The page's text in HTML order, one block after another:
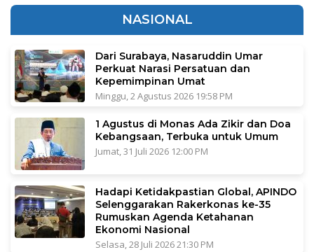
NASIONAL
Dari Surabaya, Nasaruddin Umar
Perkuat Narasi Persatuan dan
Kepemimpinan Umat
Minggu, 2 Agustus 2026 19:58 PM
1 Agustus di Monas Ada Zikir dan Doa
Kebangsaan, Terbuka untuk Umum
Jumat, 31 Juli 2026 12:00 PM
Hadapi Ketidakpastian Global, APINDO
Selenggarakan Rakerkonas ke-35
Rumuskan Agenda Ketahanan
Ekonomi Nasional
Selasa, 28 Juli 2026 21:30 PM